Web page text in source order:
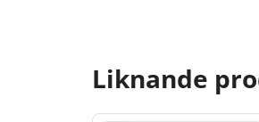
Liknande